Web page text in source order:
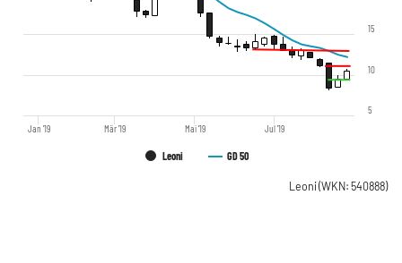
Leoni GD 50
Jan '19 Mär '19 Mai '19 Jul '19
5
10
15
Leoni(WKN: 540888)